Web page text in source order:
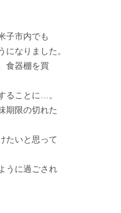
子市内でも
なりました。
食器棚を買
ることに…。
期限の切れた
たいと思って
うに過ごされ